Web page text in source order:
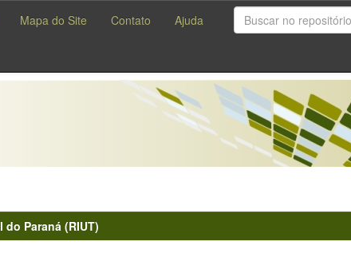
Mapa do Site Contato Ajuda
Paraná (RIUT)